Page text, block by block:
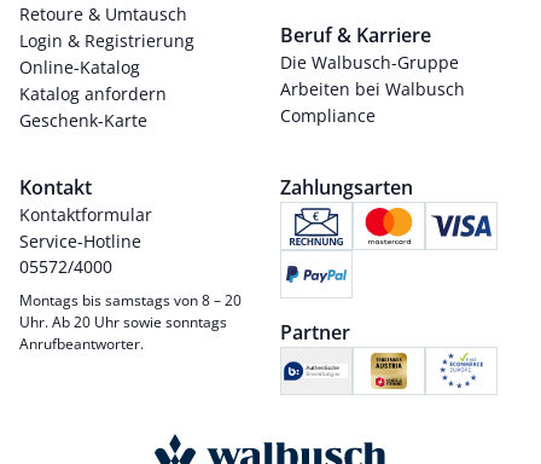
Retoure & Umtausch
Login & Registrierung
Online-Katalog
Katalog anfordern
Geschenk-Karte
Beruf & Karriere
Die Walbusch-Gruppe
Arbeiten bei Walbusch
Compliance
Kontakt
Kontaktformular
Service-Hotline
05572/4000
Montags bis samstags von 8 – 20
Uhr. Ab 20 Uhr sowie sonntags
Anrufbeantworter.
Zahlungsarten
Partner